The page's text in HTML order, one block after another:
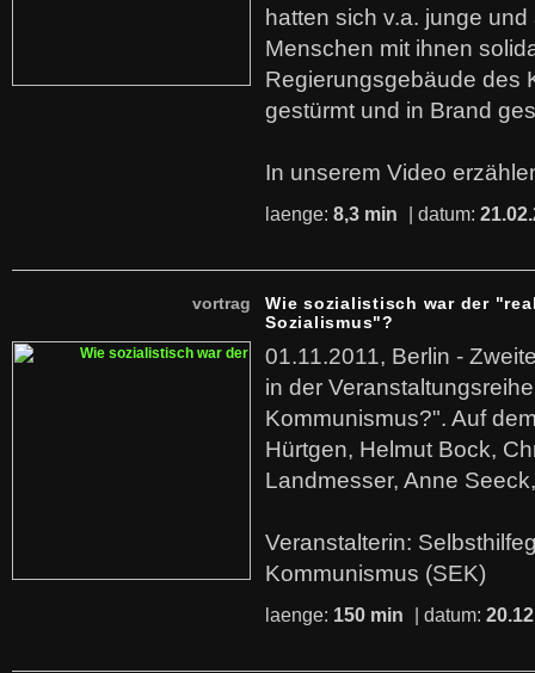
hatten sich v.a. junge
Menschen mit ihnen
Regierungsgebäude des
gestürmt und in Brand
In unserem Video
laenge: 8,3 min | datum:
vortrag
Wie sozialistisch war der
Sozialismus"?
01.11.2011, Berlin -
in der
Kommunismus?". Auf
Hürtgen, Helmut Bock,
Landmesser, Anne
Veranstalterin:
Kommunismus (SEK)
laenge: 150 min | datum: